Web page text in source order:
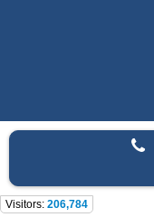
Visitors: 206,784